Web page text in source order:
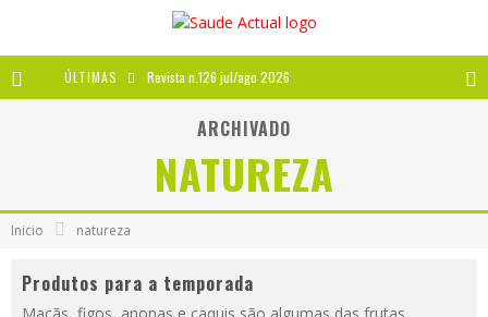
ÚLTIMAS Revista n.126 jul/ago 2026
Revista n.125 mai/jun 2026
Revista n.124 mar/abr 2026
A IMPORTÂNCIA DOS ANTIOXIDANTES
ARCHIVADO
NATUREZA
Inicio natureza
Produtos para a temporada